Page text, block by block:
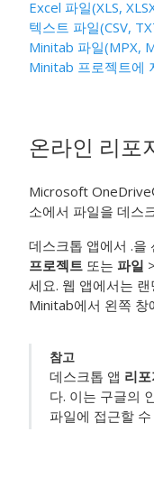
Excel 파일(XLS,
텍스트 파일(CSV,
Minitab 파일(MPX,
Minitab 프로젝트에
온라인 리포
Microsoft
소에서 파일을 데스
데스크톱 앱에서 .을
프로젝트 또는 파일 >
세요. 웹 앱에서는
Minitab에서 왼쪽 창
참고
데스크톱 앱 리
다. 이는 구글의
파일에 접근할